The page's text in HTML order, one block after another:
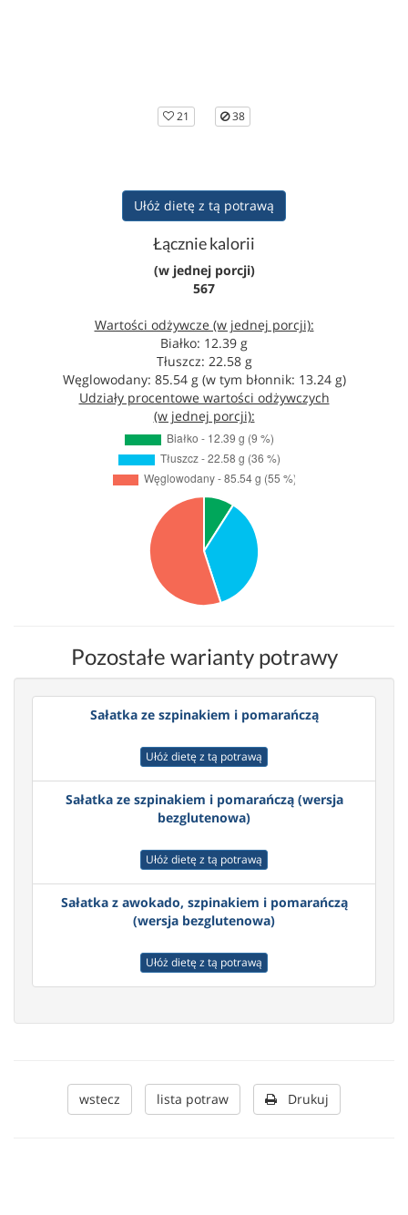
21 38
Ułóż dietę z tą potrawą
Łącznie kalorii
(w jednej porcji)
567
Wartości odżywcze (w jednej porcji):
Białko: 12.39 g
Tłuszcz: 22.58 g
Węglowodany: 85.54 g (w tym błonnik: 13.24 g)
Udziały procentowe wartości odżywczych
(w jednej porcji):
Pozostałe warianty potrawy
Sałatka ze szpinakiem i pomarańczą
Ułóż dietę z tą potrawą
Sałatka ze szpinakiem i pomarańczą (wersja
bezglutenowa)
Ułóż dietę z tą potrawą
Sałatka z awokado, szpinakiem i pomarańczą
(wersja bezglutenowa)
Ułóż dietę z tą potrawą
wstecz lista potraw Drukuj